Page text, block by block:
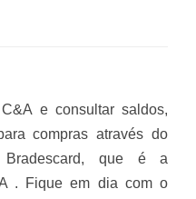
e consultar saldos,
compras através do
que é a
. Fique em dia com o